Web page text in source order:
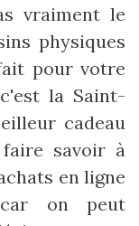
vraiment le
physiques
pour votre
la Saint-
cadeau
savoir à
en ligne
on peut